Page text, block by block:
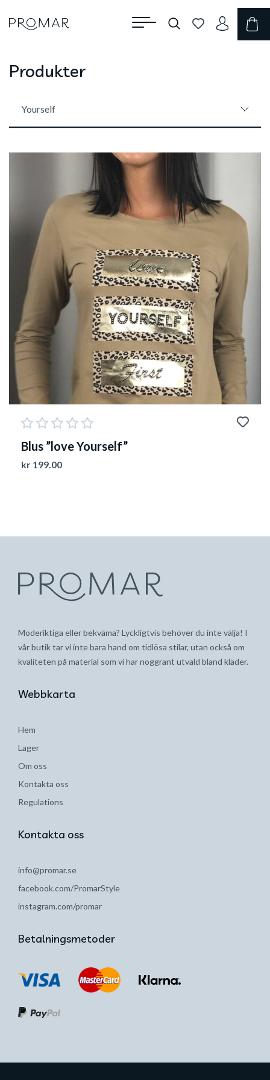
Produkter
Yourself
Blus ”love Yourself”
kr 199.00
Moderiktiga eller bekväma? Lyckligtvis behöver du inte välja! I
vår butik tar vi inte bara hand om tidlösa stilar, utan också om
kvaliteten på material som vi har noggrant utvald bland kläder.
Webbkarta
Hem
Lager
Om oss
Kontakta oss
Regulations
Kontakta oss
info@promar.se
facebook.com/PromarStyle
instagram.com/promar
Betalningsmetoder